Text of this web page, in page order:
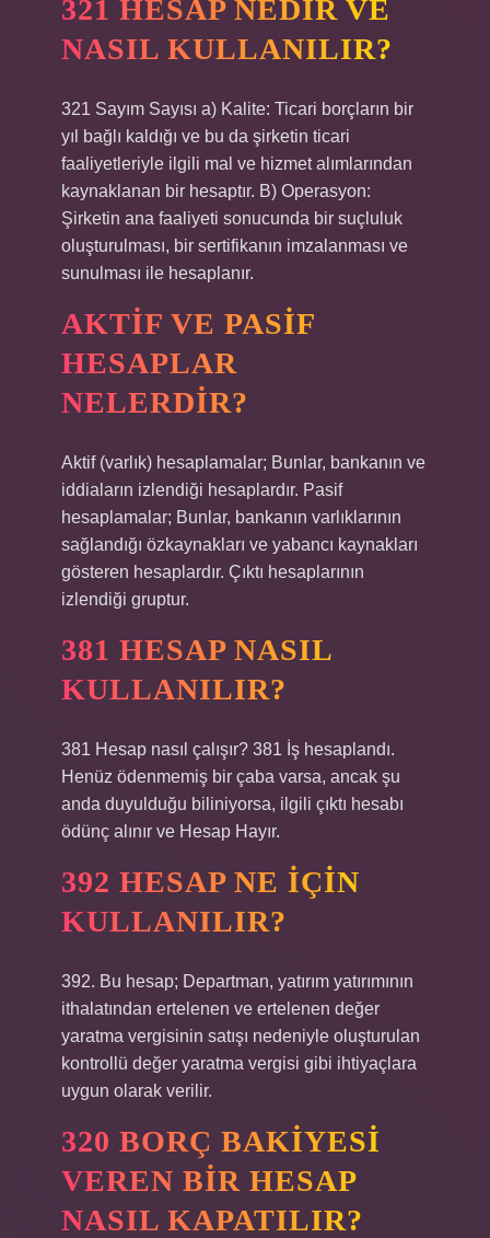
321 HESAP NEDIR VE
NASIL KULLANILIR?
321 Sayım Sayısı a) Kalite: Ticari borçların bir
yıl bağlı kaldığı ve bu da şirketin ticari
faaliyetleriyle ilgili mal ve hizmet alımlarından
kaynaklanan bir hesaptır. B) Operasyon:
Şirketin ana faaliyeti sonucunda bir suçluluk
oluşturulması, bir sertifikanın imzalanması ve
sunulması ile hesaplanır.
AKTIF VE PASIF
HESAPLAR
NELERDIR?
Aktif (varlık) hesaplamalar; Bunlar, bankanın ve
iddiaların izlendiği hesaplardır. Pasif
hesaplamalar; Bunlar, bankanın varlıklarının
sağlandığı özkaynakları ve yabancı kaynakları
gösteren hesaplardır. Çıktı hesaplarının
izlendiği gruptur.
381 HESAP NASIL
KULLANILIR?
381 Hesap nasıl çalışır? 381 İş hesaplandı.
Henüz ödenmemiş bir çaba varsa, ancak şu
anda duyulduğu biliniyorsa, ilgili çıktı hesabı
ödünç alınır ve Hesap Hayır.
392 HESAP NE IÇIN
KULLANILIR?
392. Bu hesap; Departman, yatırım yatırımının
ithalatından ertelenen ve ertelenen değer
yaratma vergisinin satışı nedeniyle oluşturulan
kontrollü değer yaratma vergisi gibi ihtiyaçlara
uygun olarak verilir.
320 BORÇ BAKIYESI
VEREN BIR HESAP
NASIL KAPATILIR?